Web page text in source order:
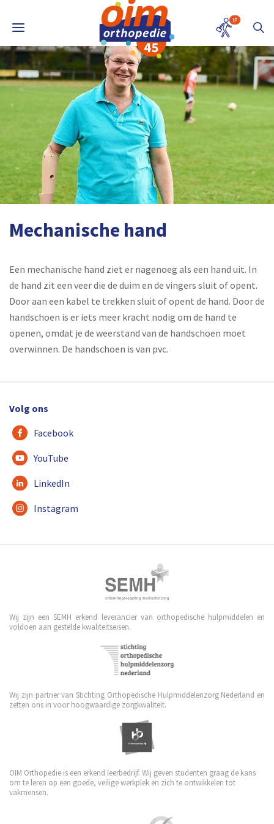
17
Mechanische hand
Een mechanische hand ziet er nagenoeg als een hand uit. In
de hand zit een veer die de duim en de vingers sluit of opent.
Door aan een kabel te trekken sluit of opent de hand. Door de
handschoen is er iets meer kracht nodig om de hand te
openen, omdat je de weerstand van de handschoen moet
overwinnen. De handschoen is van pvc.
Volg ons
Facebook
YouTube
LinkedIn
Instagram
Wij zijn een SEMH erkend leverancier van orthopedische hulpmiddelen en
voldoen aan gestelde kwaliteitseisen.
Wij zijn partner van Stichting Orthopedische Hulpmiddelenzorg Nederland en
zetten ons in voor hoogwaardige zorgkwaliteit.
OIM Orthopedie is een erkend leerbedrijf. Wij geven studenten graag de kans
om te leren op een goede, veilige werkplek en zich te ontwikkelen tot
vakmensen.